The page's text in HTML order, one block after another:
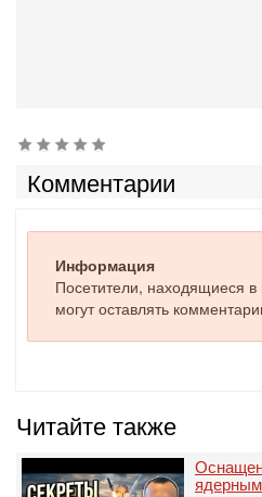
Комментарии
Информация
Посетители, находящиеся в
могут оставлять
Читайте также